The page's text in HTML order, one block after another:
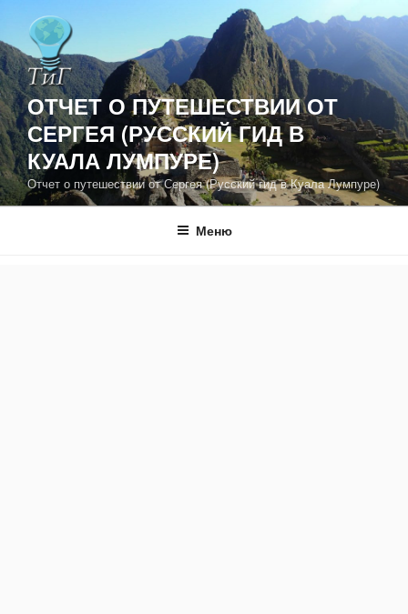
содержимому
ОТЧЕТ О ПУТЕШЕСТВИИ ОТ
СЕРГЕЯ (РУССКИЙ ГИД В
КУАЛА ЛУМПУРЕ)
Отчет о путешествии от Сергея (Русский гид в Куала Лумпуре)
Меню